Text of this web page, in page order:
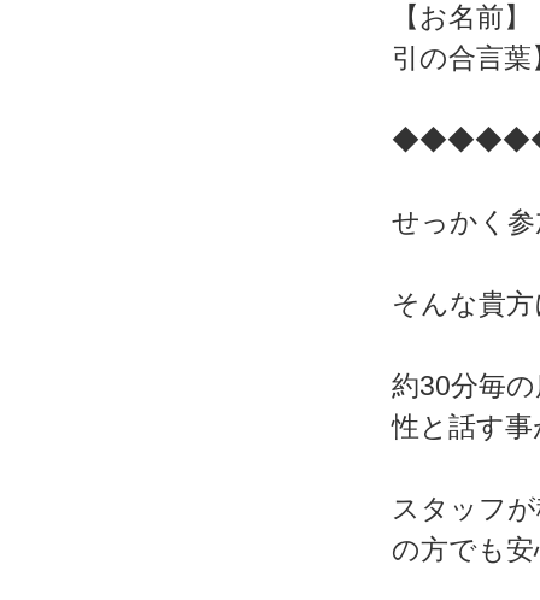
【お名前
引の合言葉
せっかく
そんな貴
約30分毎
性と話す
スタッフ
の方でも安